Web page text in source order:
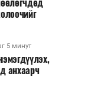
5 минут
анхаарч